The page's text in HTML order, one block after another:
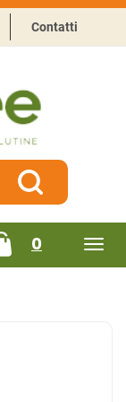
Contatti
Cerca Prodotto
0prodotti
inseriti